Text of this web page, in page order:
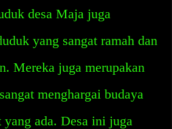
desa Maja juga
yang sangat ramah dan
Mereka juga merupakan
menghargai budaya
yang ada. Desa ini juga